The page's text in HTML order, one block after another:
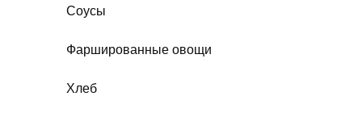
Соусы
Фаршированные овощи
Хлеб